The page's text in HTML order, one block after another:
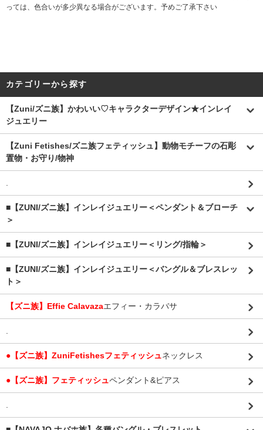
っては、色合いが多少異なる場合がございます。予めご了承下さい
カテゴリーから探す
【Zuni/ズニ族】かわいい♡キャラクターデザイン★インレイ
ジュエリー
【Zuni Fetishes/ズニ族フェティッシュ】動物モチーフの石彫
置物・お守り/物神
■【ZUNI/ズニ族】インレイジュエリー＜ペンダント＆ブローチ
＞
■【ZUNI/ズニ族】インレイジュエリー＜リング/指輪＞
■【ZUNI/ズニ族】インレイジュエリー＜バングル＆ブレスレッ
ト＞
【ズニ族】Effie Calavazaエフィー・カラバサ
●【ズニ族】ZuniFetishesフェティッシュネックレス
●【ズニ族】フェティッシュペンダント&ピアス